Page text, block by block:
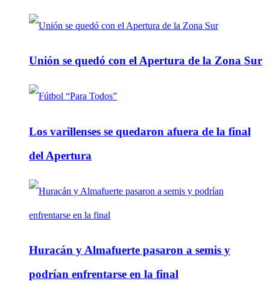
Unión se quedó con el Apertura de la Zona Sur
Los varillenses se quedaron afuera de la final
del Apertura
Huracán y Almafuerte pasaron a semis y
podrían enfrentarse en la final